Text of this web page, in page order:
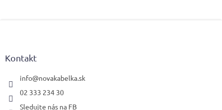
Kontakt
info@novakabelka.sk
02 333 234 30
Sledujte nás na FB